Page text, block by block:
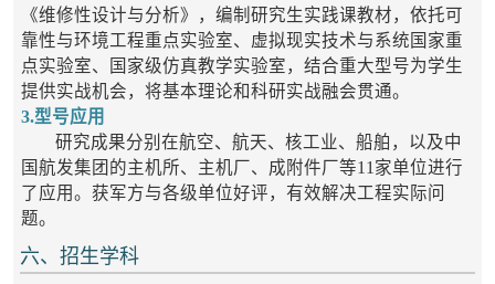
《维修性设计与分析》，编制研究生实践课教材，依托可
靠性与环境工程重点实验室、虚拟现实技术与系统国家重
点实验室、国家级仿真教学实验室，结合重大型号为学生
提供实战机会，将基本理论和科研实战融会贯通。
3.型号应用
研究成果分别在航空、航天、核工业、船舶，以及中
国航发集团的主机所、主机厂、成附件厂等11家单位进行
了应用。获军方与各级单位好评，有效解决工程实际问
题。
六、招生学科